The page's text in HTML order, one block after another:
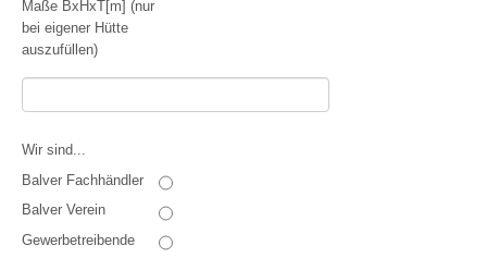
Maße BxHxT[m] (nur
bei eigener Hütte
auszufüllen)
Wir sind...
Balver Fachhändler
Balver Verein
Gewerbetreibende